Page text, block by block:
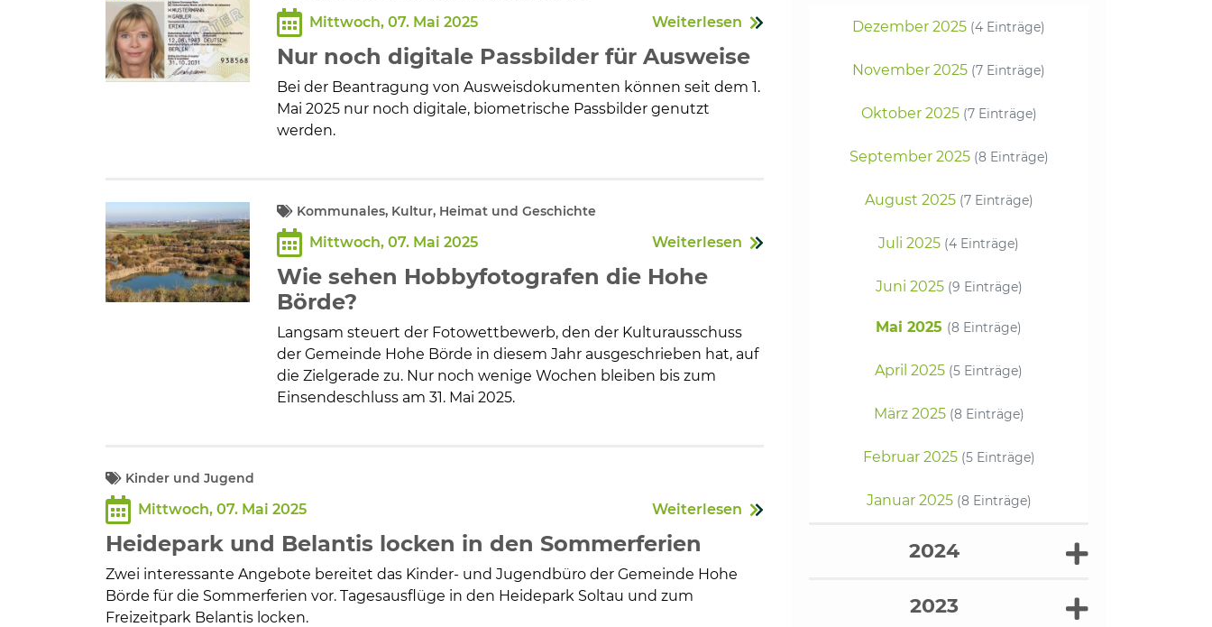
Mittwoch, 07. Mai 2025 Weiterlesen
Nur noch digitale Passbilder für Ausweise
Bei der Beantragung von Ausweisdokumenten können seit dem 1.
Mai 2025 nur noch digitale, biometrische Passbilder genutzt
werden.
Kommunales, Kultur, Heimat und Geschichte
Mittwoch, 07. Mai 2025 Weiterlesen
Wie sehen Hobbyfotografen die Hohe
Börde?
Langsam steuert der Fotowettbewerb, den der Kulturausschuss
der Gemeinde Hohe Börde in diesem Jahr ausgeschrieben hat, auf
die Zielgerade zu. Nur noch wenige Wochen bleiben bis zum
Einsendeschluss am 31. Mai 2025.
Kinder und Jugend
Mittwoch, 07. Mai 2025 Weiterlesen
Heidepark und Belantis locken in den Sommerferien
Zwei interessante Angebote bereitet das Kinder- und Jugendbüro der Gemeinde Hohe
Börde für die Sommerferien vor. Tagesausflüge in den Heidepark Soltau und zum
Freizeitpark Belantis locken.
Dezember 2025 (4 Einträge)
November 2025 (7 Einträge)
Oktober 2025 (7 Einträge)
September 2025 (8 Einträge)
August 2025 (7 Einträge)
Juli 2025 (4 Einträge)
Juni 2025 (9 Einträge)
Mai 2025 (8 Einträge)
April 2025 (5 Einträge)
März 2025 (8 Einträge)
Februar 2025 (5 Einträge)
Januar 2025 (8 Einträge)
2024
2023